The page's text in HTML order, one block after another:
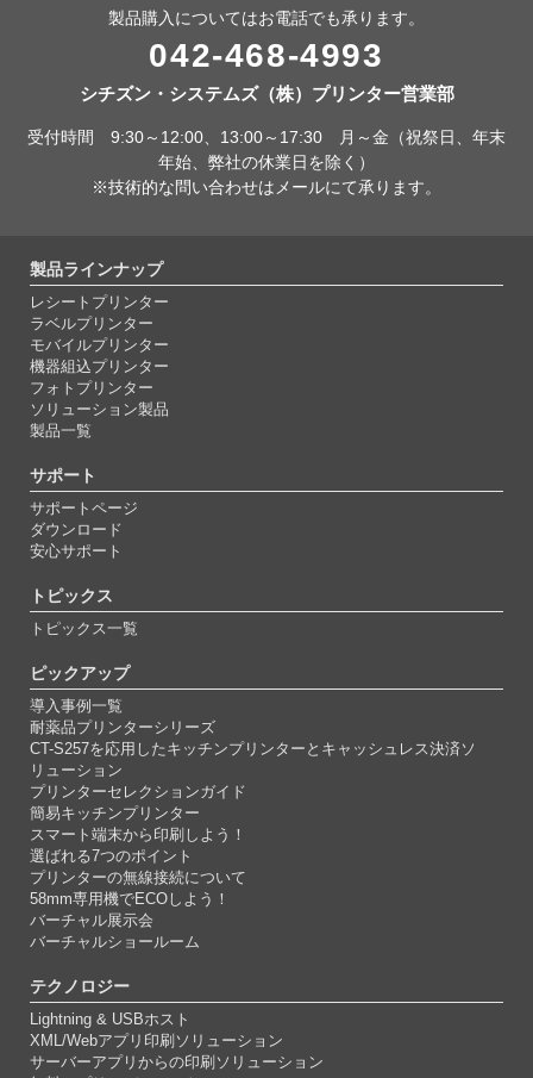
製品購入についてはお電話でも承ります。
042-468-4993
シチズン・システムズ（株）プリンター営業部
受付時間 9:30～12:00、13:00～17:30 月～金（祝祭日、年末
年始、弊社の休業日を除く）
※技術的な問い合わせはメールにて承ります。
製品ラインナップ
レシートプリンター
ラベルプリンター
モバイルプリンター
機器組込プリンター
フォトプリンター
ソリューション製品
製品一覧
サポート
サポートページ
ダウンロード
安心サポート
トピックス
トピックス一覧
ピックアップ
導入事例一覧
耐薬品プリンターシリーズ
CT-S257を応用したキッチンプリンターとキャッシュレス決済ソ
リューション
プリンターセレクションガイド
簡易キッチンプリンター
スマート端末から印刷しよう！
選ばれる7つのポイント
プリンターの無線接続について
58mm専用機でECOしよう！
バーチャル展示会
バーチャルショールーム
テクノロジー
Lightning & USBホスト
XML/Webアプリ印刷ソリューション
サーバーアプリからの印刷ソリューション